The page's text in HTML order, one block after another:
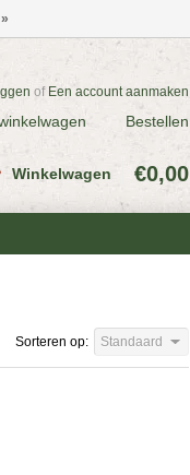
of Een account aanmaken
Bestellen
Winkelwagen €0,00
Sorteren op: Standaard